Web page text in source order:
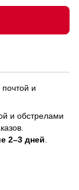
и
и обстрелами
2–3 дней